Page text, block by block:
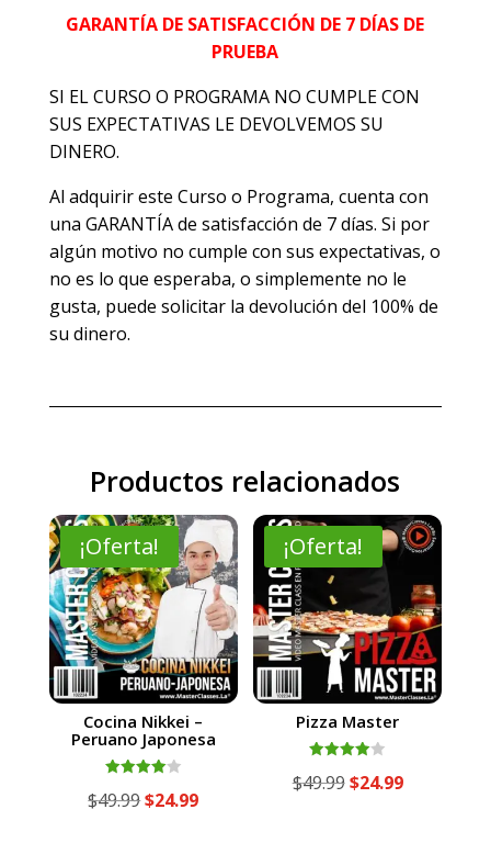
GARANTÍA DE SATISFACCIÓN DE 7 DÍAS DE
PRUEBA
SI EL CURSO O PROGRAMA NO CUMPLE CON
SUS EXPECTATIVAS LE DEVOLVEMOS SU
DINERO.
Al adquirir este Curso o Programa, cuenta con
una GARANTÍA de satisfacción de 7 días. Si por
algún motivo no cumple con sus expectativas, o
no es lo que esperaba, o simplemente no le
gusta, puede solicitar la devolución del 100% de
su dinero.
Productos relacionados
¡Oferta!
Cocina Nikkei –
Peruano Japonesa
con
$49.99El
$24.99El
¡Oferta!
Pizza Master
con
$49.99El
$24.99El